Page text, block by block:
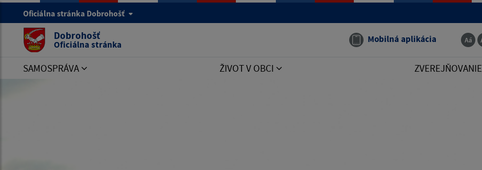
Oficiálna stránka Dobrohošť
Dobrohošť
Oficiálna stránka Mobilná aplikácia
SAMOSPRÁVA ŽIVOT V OBCI ZVEREJŇOVANIE